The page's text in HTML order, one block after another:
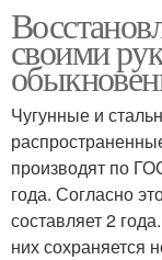
своими
Чугунные и
производят по
года. Согласно
составляет 2
них сохраняется